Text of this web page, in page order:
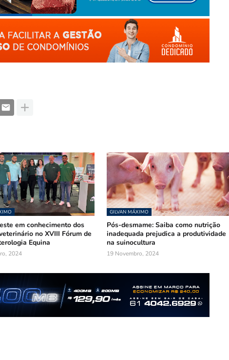
em conhecimento dos
no XVIII Fórum de
Equina
2024
GILVAN MÁXIMO
Pós-desmame: Saiba como nutrição
inadequada prejudica a produtividade
na suinocultura
19 Novembro, 2024